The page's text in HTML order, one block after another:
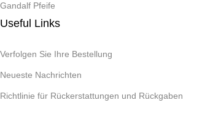
Gandalf Pfeife
Useful Links
Verfolgen Sie Ihre Bestellung
Neueste Nachrichten
Richtlinie für Rückerstattungen und Rückgaben